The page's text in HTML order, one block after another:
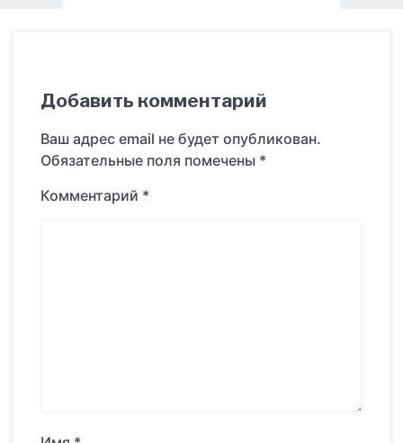
Добавить комментарий
Ваш адрес email не будет опубликован.
Обязательные поля помечены *
Комментарий *